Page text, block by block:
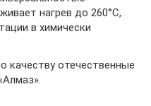
нагрев до 260°С,
в химически
качеству отечественные